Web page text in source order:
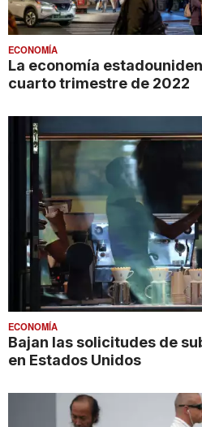
ECONOMÍA
La economía
cuarto trimestre de 2022
ECONOMÍA
Bajan las solicitudes de
en Estados Unidos